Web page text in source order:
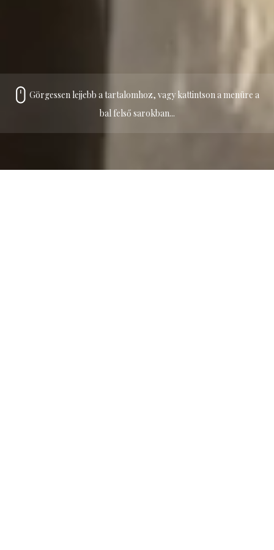
Görgessen lejjebb a tartalomhoz, vagy kattintson a menüre a
bal felső sarokban...